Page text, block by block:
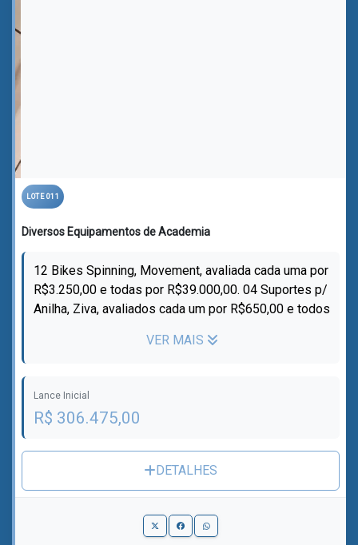
LOTE 011
Diversos Equipamentos de Academia
12 Bikes Spinning, Movement, avaliada cada uma por
R$3.250,00 e todas por R$39.000,00. 04 Suportes p/
Anilha, Ziva, avaliados cada um por R$650,00 e todos
VER MAIS
Lance Inicial
R$ 306.475,00
DETALHES